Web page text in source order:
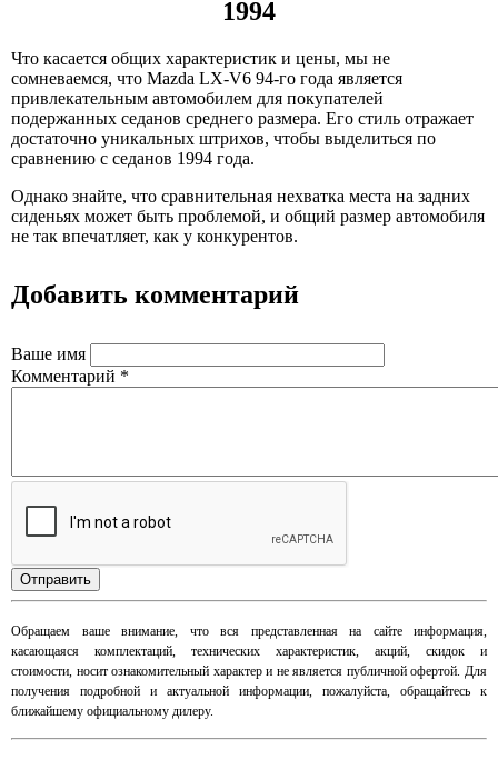
1994
Что касается общих характеристик и цены, мы не
сомневаемся, что Mazda LX-V6 94-го года является
привлекательным автомобилем для покупателей
подержанных седанов среднего размера. Его стиль отражает
достаточно уникальных штрихов, чтобы выделиться по
сравнению с седанов 1994 года.
Однако знайте, что сравнительная нехватка места на задних
сиденьях может быть проблемой, и общий размер автомобиля
не так впечатляет, как у конкурентов.
Добавить комментарий
Ваше имя
Комментарий *
​Обращаем ваше внимание, что вся представленная на сайте информация,
касающаяся комплектаций, технических характеристик, акций, скидок и
стоимости, носит ознакомительный характер и не является публичной офертой. Для
получения подробной и актуальной информации, пожалуйста, обращайтесь к
ближайшему официальному дилеру.